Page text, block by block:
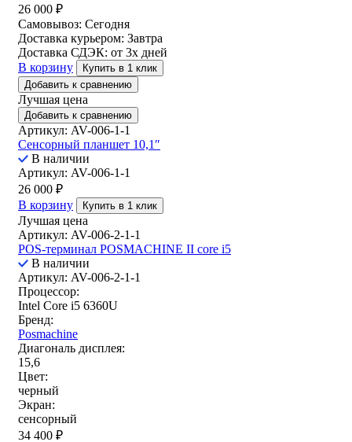
26 000 ₽
Самовывоз: Сегодня
Доставка курьером: Завтра
Доставка СДЭК: от 3х дней
В корзину
Купить в 1 клик
Добавить к сравнению
Лучшая цена
Добавить к сравнению
Артикул: AV-006-1-1
Сенсорный планшет 10,1″
В наличии
Артикул: AV-006-1-1
26 000 ₽
В корзину
Купить в 1 клик
Лучшая цена
Артикул: AV-006-2-1-1
POS-терминал POSMACHINE II core i5
В наличии
Артикул: AV-006-2-1-1
Процессор:
Intel Core i5 6360U
Бренд:
Posmachine
Диагональ дисплея:
15,6
Цвет:
черный
Экран:
сенсорный
34 400 ₽